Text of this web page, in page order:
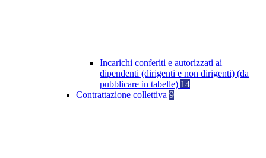
Incarichi conferiti e autorizzati ai
dipendenti (dirigenti e non dirigenti) (da
pubblicare in tabelle) 14
Contrattazione collettiva 9